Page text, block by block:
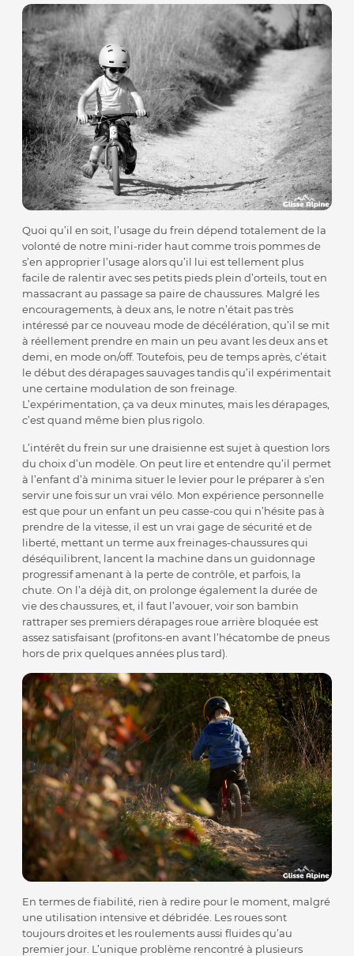
Quoi qu’il en soit, l’usage du frein dépend totalement de la
volonté de notre mini-rider haut comme trois pommes de
s’en approprier l’usage alors qu’il lui est tellement plus
facile de ralentir avec ses petits pieds plein d’orteils, tout en
massacrant au passage sa paire de chaussures. Malgré les
encouragements, à deux ans, le notre n’était pas très
intéressé par ce nouveau mode de décélération, qu’il se mit
à réellement prendre en main un peu avant les deux ans et
demi, en mode on/off. Toutefois, peu de temps après, c’était
le début des dérapages sauvages tandis qu’il expérimentait
une certaine modulation de son freinage.
L’expérimentation, ça va deux minutes, mais les dérapages,
c’est quand même bien plus rigolo.
L’intérêt du frein sur une draisienne est sujet à question lors
du choix d’un modèle. On peut lire et entendre qu’il permet
à l’enfant d’à minima situer le levier pour le préparer à s’en
servir une fois sur un vrai vélo. Mon expérience personnelle
est que pour un enfant un peu casse-cou qui n’hésite pas à
prendre de la vitesse, il est un vrai gage de sécurité et de
liberté, mettant un terme aux freinages-chaussures qui
déséquilibrent, lancent la machine dans un guidonnage
progressif amenant à la perte de contrôle, et parfois, la
chute. On l’a déjà dit, on prolonge également la durée de
vie des chaussures, et, il faut l’avouer, voir son bambin
rattraper ses premiers dérapages roue arrière bloquée est
assez satisfaisant (profitons-en avant l’hécatombe de pneus
hors de prix quelques années plus tard).
En termes de fiabilité, rien à redire pour le moment, malgré
une utilisation intensive et débridée. Les roues sont
toujours droites et les roulements aussi fluides qu’au
premier jour. L’unique problème rencontré à plusieurs